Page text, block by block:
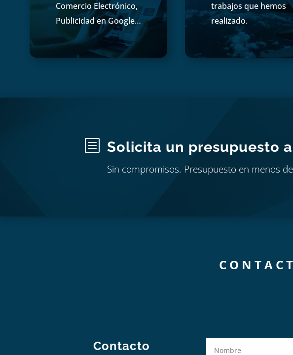
Comercio Electrónico,
Publicidad en Google…
trabajos que hemos
realizado.
b Solicita un presupuesto
Sin compromisos. Presupuesto en menos
Contacto